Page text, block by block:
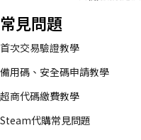
常見問題
首次交易驗證教學
備用碼、安全碼申請教學
超商代碼繳費教學
Steam代購常見問題